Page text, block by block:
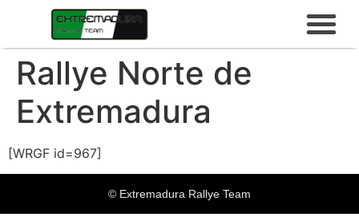
Rallye Norte de
Extremadura
[WRGF id=967]
© Extremadura Rallye Team